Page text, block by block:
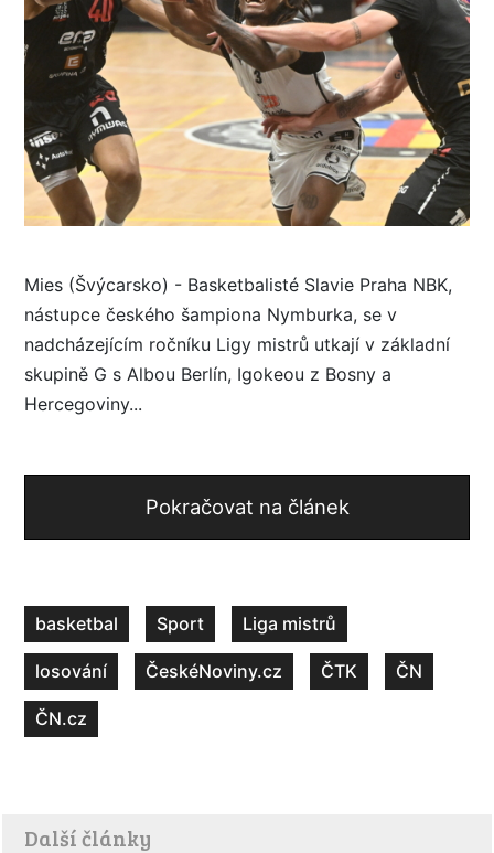
Mies (Švýcarsko) - Basketbalisté Slavie Praha NBK,
nástupce českého šampiona Nymburka, se v
nadcházejícím ročníku Ligy mistrů utkají v základní
skupině G s Albou Berlín, Igokeou z Bosny a
Hercegoviny...
Pokračovat na článek
basketbal Sport Liga mistrů
losování ČeskéNoviny.cz ČTK ČN
ČN.cz
Další články